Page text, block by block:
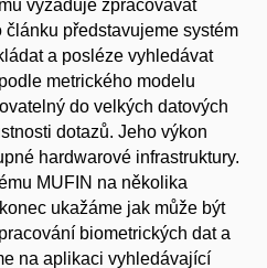
vyžaduje zpracovávat
představujeme systém
a posléze vyhledávat
metrického modelu
do velkých datových
dotazů. Jeho výkon
hardwarové infrastruktury.
MUFIN na několika
ukažáme jak může být
biometrických dat a
na aplikaci vyhledávající